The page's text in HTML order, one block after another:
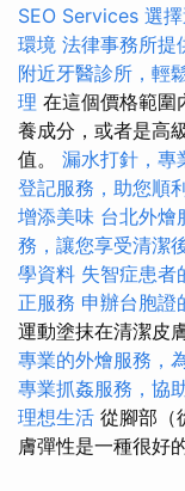
SEO Services 選
環境 法律事務所提
附近牙醫診所，輕
理 在這個價格範圍
養成分，或者是高
值。 漏水打針，專
登記服務，助您順
增添美味 台北外燴
務，讓您享受清潔
學資料 失智症患者
正服務 申辦台胞證
運動塗抹在清潔皮
專業的外燴服務，
專業抓姦服務，協
理想生活 從腳部（
膚彈性是一種很好